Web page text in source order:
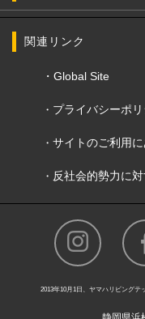
関連リンク
Global Site
プライバシーポ
サイトのご利用
反社会的勢力に
2013年10月1日、ヤマハリビングテ